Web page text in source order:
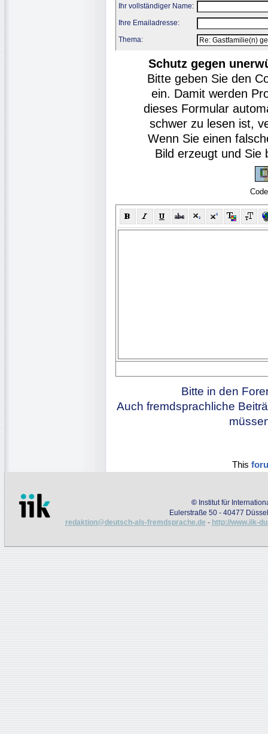
Ihr vollständiger Name:
Ihre Emailadresse:
Thema:
Schutz gegen
Bitte geben Sie den
ein. Damit werden
dieses Formular
schwer zu lesen ist,
Wenn Sie einen
Bild erzeugt und Sie
Bitte in den
Auch fremdsprachliche
This
© Institut für
Eulerstraße 50 - 40477
redaktion@deutsch-als-fremdsprache.de - http://www.iik-